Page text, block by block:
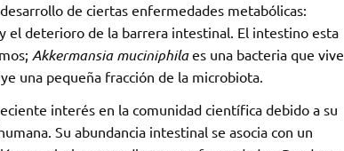
de ciertas enfermedades metabólicas:
el deterioro de la barrera intestinal. El intestino esta
Akkermansia muciniphilaes una bacteria que vive
una pequeña fracción de la microbiota.
interés en la comunidad científica debido a su
Su abundancia intestinal se asocia con un